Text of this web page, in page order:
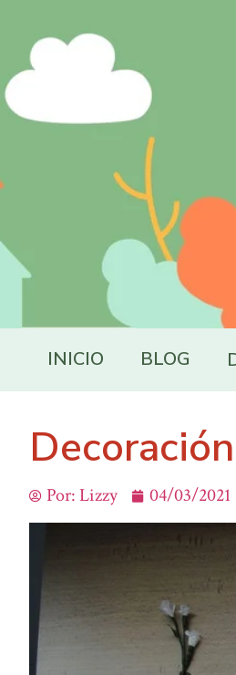
INICIO BLOG
Por:Lizzy 04/03/2021